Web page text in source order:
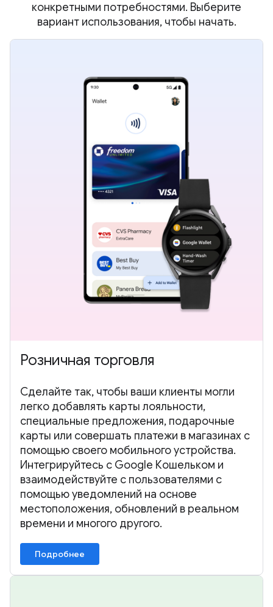
конкретными потребностями. Выберите
вариант использования, чтобы начать.
Розничная торговля
Сделайте так, чтобы ваши клиенты могли
легко добавлять карты лояльности,
специальные предложения, подарочные
карты или совершать платежи в магазинах с
помощью своего мобильного устройства.
Интегрируйтесь с Google Кошельком и
взаимодействуйте с пользователями с
помощью уведомлений на основе
местоположения, обновлений в реальном
времени и многого другого.
Подробнее